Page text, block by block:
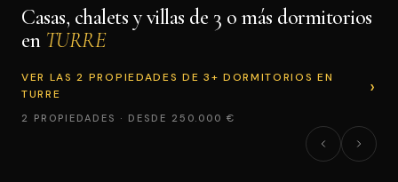
Casas, chalets y villas de 3 o más dormitorios
en TURRE
VER LAS 2 PROPIEDADES DE 3+ DORMITORIOS EN
TURRE
2 PROPIEDADES · DESDE 250.000 €